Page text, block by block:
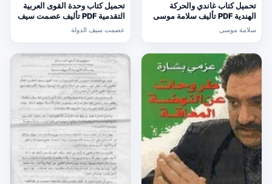
تحميل كتاب غاندي والحركة
الهندية PDF تأليف سلامة موسى
مجانا [كامل]
سلامة موسى
تحميل كتاب وحدة القوى العربية
التقدمية PDF تأليف عصمت سيف
الدولة مجانا [كامل]
عصمت سيف الدولة